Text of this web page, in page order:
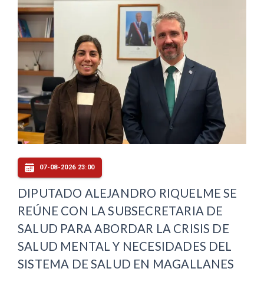
07-08-2026 23:00
DIPUTADO ALEJANDRO RIQUELME SE
REÚNE CON LA SUBSECRETARIA DE
SALUD PARA ABORDAR LA CRISIS DE
SALUD MENTAL Y NECESIDADES DEL
SISTEMA DE SALUD EN MAGALLANES